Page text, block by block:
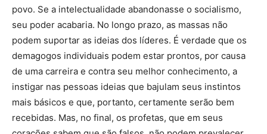
povo. Se a intelectualidade abandonasse o socialismo,
seu poder acabaria. No longo prazo, as massas não
podem suportar as ideias dos líderes. É verdade que os
demagogos individuais podem estar prontos, por causa
de uma carreira e contra seu melhor conhecimento, a
instigar nas pessoas ideias que bajulam seus instintos
mais básicos e que, portanto, certamente serão bem
recebidas. Mas, no final, os profetas, que em seus